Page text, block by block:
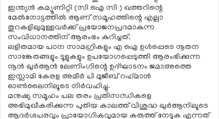
ഇന്ത്യന്‍ കമ്യൂണിറ്റി (സി ഐ സി ) ഖത്തറിന്റെ
മേല്‍നോട്ടത്തില്‍ ആണ് സമൂഹത്തിന്റെ എല്ലാ
തുറകളിലുമുള്ളവര്‍ക്ക് പ്രയോജനപ്രദമാകുന്ന
സംവിധാനത്തിന് ആരംഭം കുറിച്ചത്.
ലളിതമായ പഠന സാമഗ്രികളും എ ഐ ഉള്‍പ്പെടെ നൂതന
സാങ്കേതങ്ങളും ടൂളുകളും ഉപയോഗപ്പെടുത്തി ആരംഭിക്കുന്ന
നൂന്‍ ഖുര്‍ആന്‍ ലേണിംഗിന്റെ ഉദ്ഘാടനം ജമാഅത്തെ
ഇസ്ലാമി കേരള അമീര്‍ പി മുജീബ് റഹ്‌മാന്‍
ഓണ്‍ലൈനിലൂടെ നിര്‍വഹിച്ചു.
മനുഷ്യ സമൂഹം പല തരം പ്രതിസന്ധികളെ
അഭിമുഖീകരിക്കുന്ന പുതിയ കാലത്ത് വിശുദ്ധ ഖുര്‍ആനിലൂടെ
ആദര്‍ശപരവും പ്രായോഗികവുമായ കരുത്ത് നേടുക എന്നത്